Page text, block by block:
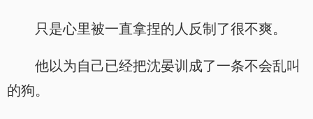
只是心里被一直拿捏的人反制了很不爽。
他以为自己已经把沈晏训成了一条不会乱叫
的狗。